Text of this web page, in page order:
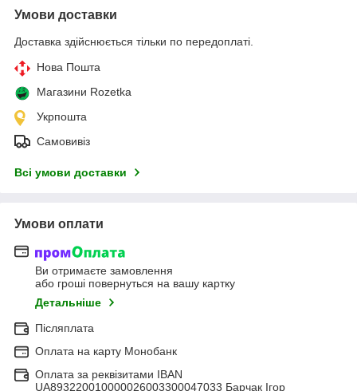
Умови доставки
Доставка здійснюється тільки по передоплаті.
Нова Пошта
Магазини Rozetka
Укрпошта
Самовивіз
Всі умови доставки
Умови оплати
Ви отримаєте замовлення
або гроші повернуться на вашу картку
Детальніше
Післяплата
Оплата на карту Монобанк
Оплата за реквізитами IBAN
UA893220010000026003300047033 Барчак Ігор